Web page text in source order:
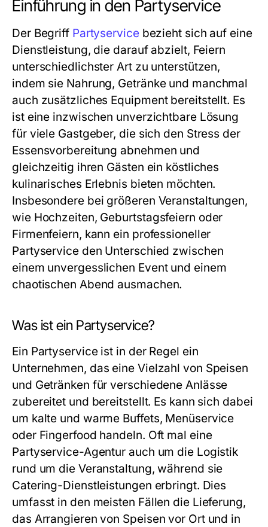
Einführung in den Partyservice
Der Begriff Partyservicebezieht sich auf eine
Dienstleistung, die darauf abzielt, Feiern
unterschiedlichster Art zu unterstützen,
indem sie Nahrung, Getränke und manchmal
auch zusätzliches Equipment bereitstellt. Es
ist eine inzwischen unverzichtbare Lösung
für viele Gastgeber, die sich den Stress der
Essensvorbereitung abnehmen und
gleichzeitig ihren Gästen ein köstliches
kulinarisches Erlebnis bieten möchten.
Insbesondere bei größeren Veranstaltungen,
wie Hochzeiten, Geburtstagsfeiern oder
Firmenfeiern, kann ein professioneller
Partyservice den Unterschied zwischen
einem unvergesslichen Event und einem
chaotischen Abend ausmachen.
Was ist ein Partyservice?
Ein Partyservice ist in der Regel ein
Unternehmen, das eine Vielzahl von Speisen
und Getränken für verschiedene Anlässe
zubereitet und bereitstellt. Es kann sich dabei
um kalte und warme Buffets, Menüservice
oder Fingerfood handeln. Oft mal eine
Partyservice-Agentur auch um die Logistik
rund um die Veranstaltung, während sie
Catering-Dienstleistungen erbringt. Dies
umfasst in den meisten Fällen die Lieferung,
das Arrangieren von Speisen vor Ort und in